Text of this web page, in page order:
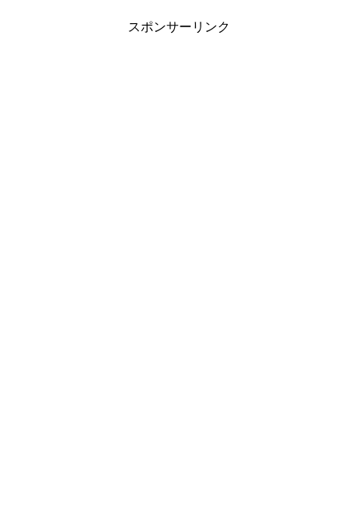
スポンサーリンク